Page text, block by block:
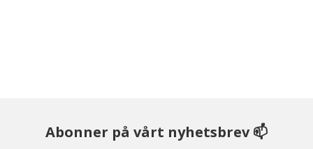
Abonner på vårt nyhetsbrev 📫